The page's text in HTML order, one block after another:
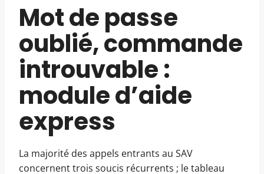
Mot de passe
oublié, commande
introuvable :
module d’aide
express
La majorité des appels entrants au SAV
concernent trois soucis récurrents ; le tableau